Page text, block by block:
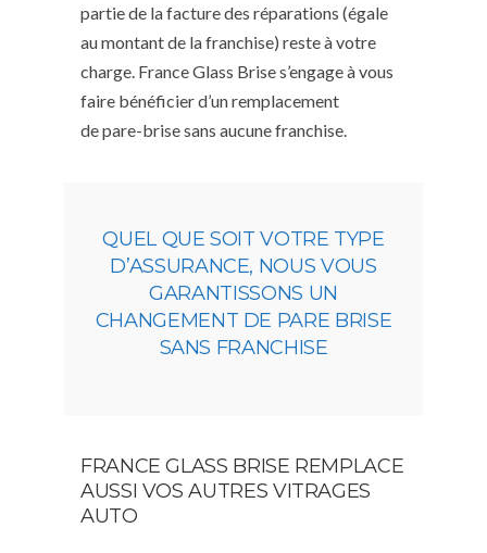
partie de la facture des réparations (égale
au montant de la franchise) reste à votre
charge. France Glass Brise s’engage à vous
faire bénéficier d’un remplacement
de pare-brise sans aucune franchise.
QUEL QUE SOIT VOTRE TYPE
D’ASSURANCE, NOUS VOUS
GARANTISSONS UN
CHANGEMENT DE PARE BRISE
SANS FRANCHISE
FRANCE GLASS BRISE REMPLACE
AUSSI VOS AUTRES VITRAGES
AUTO